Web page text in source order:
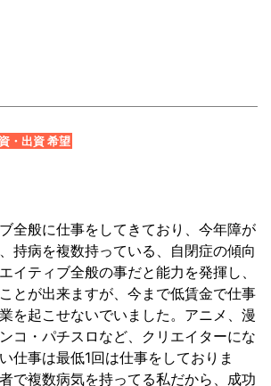
・出資 希望
全般に仕事をしてきており、今年障が
持病を複数持っている、自閉症の傾向
イティブ全般の事だと能力を発揮し、
とが出来ますが、今まで低賃金で仕事
を起こせないでいました。アニメ、漫
コ・パチスロなど、クリエイターにな
仕事は最低1回は仕事をしておりま
で複数病気を持ってる私だから、成功